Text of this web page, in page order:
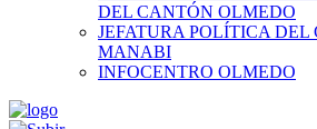
DEL CANTÓN OLMEDO
JEFATURA POLÍTICA
MANABI
INFOCENTRO OLMEDO